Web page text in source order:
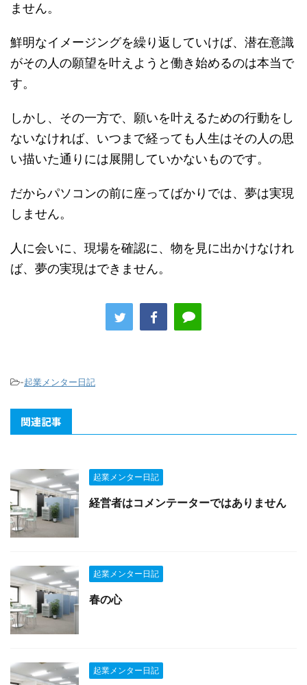
ません。
鮮明なイメージングを繰り返していけば、潜在意識
がその人の願望を叶えようと働き始めるのは本当で
す。
しかし、その一方で、願いを叶えるための行動をし
ないなければ、いつまで経っても人生はその人の思
い描いた通りには展開していかないものです。
だからパソコンの前に座ってばかりでは、夢は実現
しません。
人に会いに、現場を確認に、物を見に出かけなけれ
ば、夢の実現はできません。
-起業メンター日記
関連記事
起業メンター日記
経営者はコメンテーターではありません
起業メンター日記
春の心
起業メンター日記